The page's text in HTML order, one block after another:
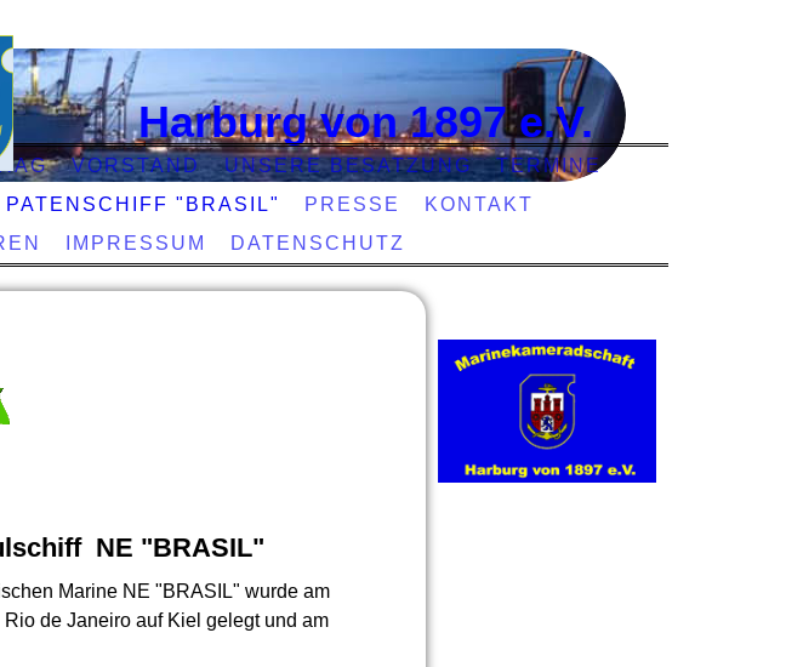
Harburg von 1897 e.V.
VORSTAND UNSERE BESATZUNG
TERMINE
PATENSCHIFF "BRASIL" PRESSE
KONTAKT
IMPRESSUM DATENSCHUTZ
NE "BRASIL"
Marine NE "BRASIL" wurde am
de Janeiro auf Kiel gelegt und am